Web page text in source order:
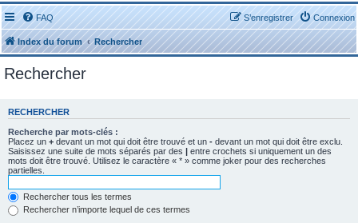
FAQ Connexion
S’enregistrer
Index du forum Rechercher
Rechercher
RECHERCHER
Recherche par mots-clés :
Placez un + devant un mot qui doit être trouvé et un - devant un mot qui doit être exclu.
Saisissez une suite de mots séparés par des | entre crochets si uniquement un des
mots doit être trouvé. Utilisez le caractère « * » comme joker pour des recherches
partielles.
Rechercher tous les termes
Rechercher n’importe lequel de ces termes